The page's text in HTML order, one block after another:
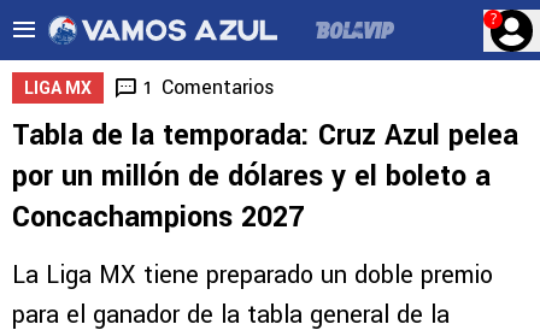
?
LIGA MX 1 Comentarios
Tabla de la temporada: Cruz Azul pelea
por un millón de dólares y el boleto a
Concachampions 2027
La Liga MX tiene preparado un doble premio
para el ganador de la tabla general de la